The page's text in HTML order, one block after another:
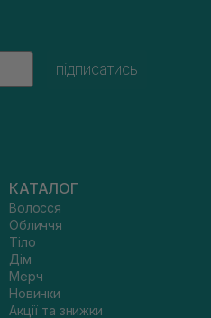
підписатись
КАТАЛОГ
Волосся
Обличчя
Тіло
Дім
Мерч
Новинки
Акції та знижки